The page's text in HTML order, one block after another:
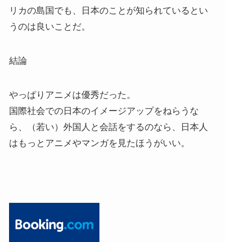
リカの島国でも、日本のことが知られているとい
うのは良いことだ。
結論
やっぱりアニメは優秀だった。
国際社会での日本のイメージアップをねらうな
ら、（若い）外国人と会話をするのなら、日本人
はもっとアニメやマンガを見たほうがいい。